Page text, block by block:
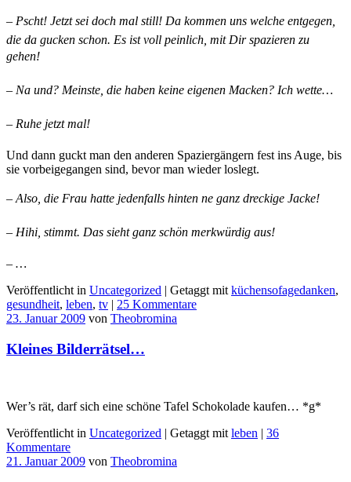
– Pscht! Jetzt sei doch mal still! Da kommen uns welche entgegen,
die da gucken schon. Es ist voll peinlich, mit Dir spazieren zu
gehen!
– Na und? Meinste, die haben keine eigenen Macken? Ich wette…
– Ruhe jetzt mal!
Und dann guckt man den anderen Spaziergängern fest ins Auge, bis
sie vorbeigegangen sind, bevor man wieder loslegt.
– Also, die Frau hatte jedenfalls hinten ne ganz dreckige Jacke!
– Hihi, stimmt. Das sieht ganz schön merkwürdig aus!
– …
Veröffentlicht in Uncategorized | Getaggt mit küchensofagedanken,
gesundheit, leben, tv | 25 Kommentare
23. Januar 2009 von Theobromina
Kleines Bilderrätsel…
Wer’s rät, darf sich eine schöne Tafel Schokolade kaufen… *g*
Veröffentlicht in Uncategorized | Getaggt mit leben | 36
Kommentare
21. Januar 2009 von Theobromina